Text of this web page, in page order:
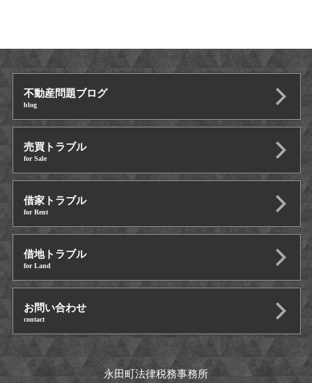
不動産問題ブログ
blog
売買トラブル
for Sale
借家トラブル
for Rent
借地トラブル
for Land
お問い合わせ
contact
永田町法律税務事務所